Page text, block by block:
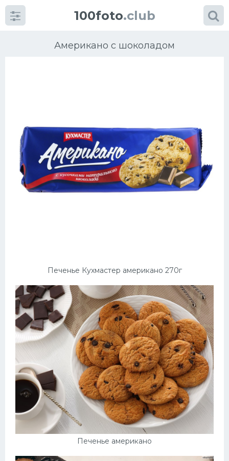
100foto.club
Американо с шоколадом
Печенье Кухмастер американо 270г
Печенье американо
Категориикартинок
Супы
Мясные блюда
Печенье
Дизайн комнаты